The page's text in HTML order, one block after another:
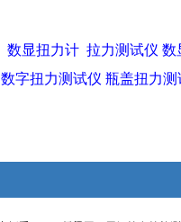
数显扭力计 拉力测试仪 数
数字扭力测试仪 瓶盖扭力测